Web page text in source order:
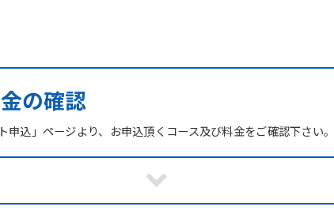
の確認
申込」ページより、お申込頂くコース及び料金をご確認下さい